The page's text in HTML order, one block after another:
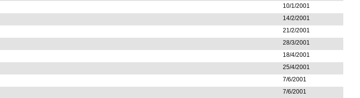
10/1/2001
14/2/2001
21/2/2001
28/3/2001
18/4/2001
25/4/2001
7/6/2001
7/6/2001